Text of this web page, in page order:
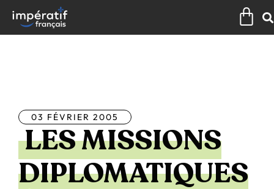
contenu
03 FÉVRIER 2005
LES MISSIONS
DIPLOMATIQUES